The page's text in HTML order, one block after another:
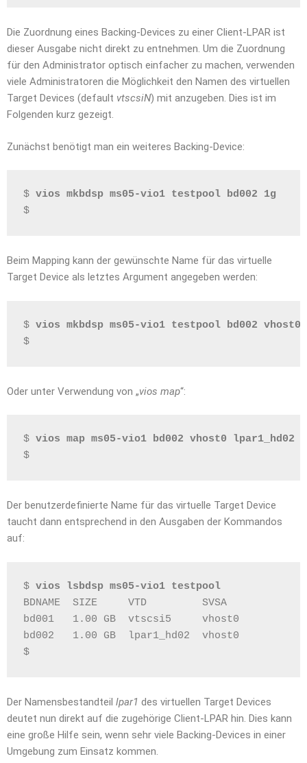
Die Zuordnung eines Backing-Devices zu einer Client-LPAR ist
dieser Ausgabe nicht direkt zu entnehmen. Um die Zuordnung
für den Administrator optisch einfacher zu machen, verwenden
viele Administratoren die Möglichkeit den Namen des virtuellen
Target Devices (default vtscsiN) mit anzugeben. Dies ist im
Folgenden kurz gezeigt.
Zunächst benötigt man ein weiteres Backing-Device:
$ vios mkbdsp ms05-vio1 testpool bd002 1g
$
Beim Mapping kann der gewünschte Name für das virtuelle
Target Device als letztes Argument angegeben werden:
$ vios mkbdsp ms05-vio1 testpool bd002 vhost0
$
Oder unter Verwendung von „vios map“:
$ vios map ms05-vio1 bd002 vhost0 lpar1_hd02
$
Der benutzerdefinierte Name für das virtuelle Target Device
taucht dann entsprechend in den Ausgaben der Kommandos
auf:
$ vios lsbdsp ms05-vio1 testpool
BDNAME  SIZE     VTD         SVSA
bd001   1.00 GB  vtscsi5     vhost0
bd002   1.00 GB  lpar1_hd02  vhost0
$
Der Namensbestandteil lpar1 des virtuellen Target Devices
deutet nun direkt auf die zugehörige Client-LPAR hin. Dies kann
eine große Hilfe sein, wenn sehr viele Backing-Devices in einer
Umgebung zum Einsatz kommen.